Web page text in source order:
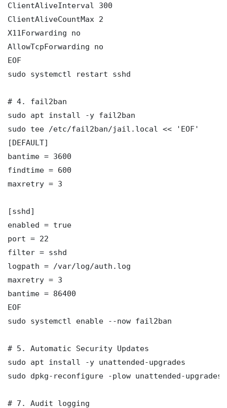
ClientAliveInterval 300
ClientAliveCountMax 2
X11Forwarding no
AllowTcpForwarding no
EOF
sudo systemctl restart sshd
# 4. fail2ban
sudo apt install -y fail2ban
sudo tee /etc/fail2ban/jail.local << 'EOF'
[DEFAULT]
bantime = 3600
findtime = 600
maxretry = 3
[sshd]
enabled = true
port = 22
filter = sshd
logpath = /var/log/auth.log
maxretry = 3
bantime = 86400
EOF
sudo systemctl enable --now fail2ban
# 5. Automatic Security Updates
sudo apt install -y unattended-upgrades
sudo dpkg-reconfigure -plow unattended-upgrades
# 7. Audit logging